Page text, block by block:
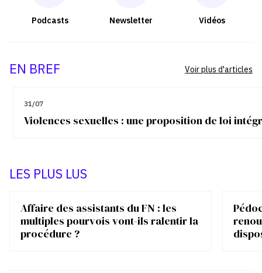
Podcasts Newsletter Vidéos
EN BREF
31/07
Violences sexuelles : une proposition de loi
Voir plus d'articles
LES PLUS LUS
Affaire des assistants du FN : les
multiples pourvois vont-ils ralentir la
procédure ?